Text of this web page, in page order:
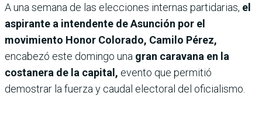
A una semana de las elecciones internas partidarias, el
aspirante a intendente de Asunción por el
movimiento Honor Colorado, Camilo Pérez,
encabezó este domingo una gran caravana en la
costanera de la capital, evento que permitió
demostrar la fuerza y caudal electoral del oficialismo.